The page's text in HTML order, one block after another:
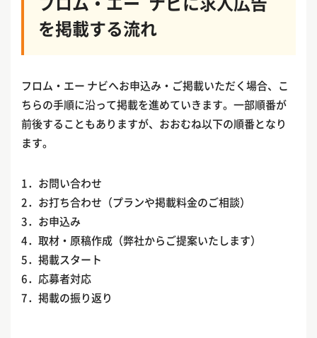
を掲載する流れ
フロム・エー ナビへお申込み・ご掲載いただく場合、こ
ちらの手順に沿って掲載を進めていきます。一部順番が
前後することもありますが、おおむね以下の順番となり
ます。
1．お問い合わせ
2．お打ち合わせ（プランや掲載料金のご相談）
3．お申込み
4．取材・原稿作成（弊社からご提案いたします）
5．掲載スタート
6．応募者対応
7．掲載の振り返り